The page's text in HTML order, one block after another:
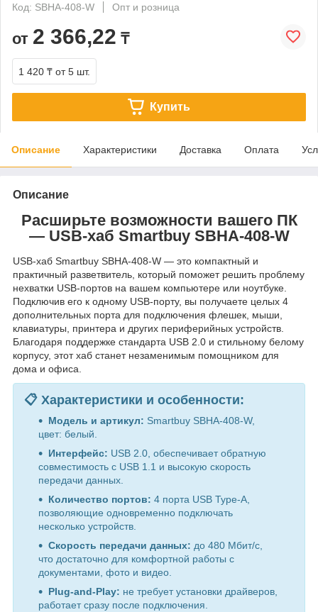
Код: SBHA-408-W
Опт и розница
от 2 366,22 ₸
1 420 ₸ от 5 шт.
Купить
Описание Характеристики Доставка Оплата
Описание
Расширьте возможности вашего ПК
— USB-хаб Smartbuy SBHA-408-W
USB-хаб Smartbuy SBHA-408-W — это компактный и
практичный разветвитель, который поможет решить проблему
нехватки USB-портов на вашем компьютере или ноутбуке.
Подключив его к одному USB-порту, вы получаете целых 4
дополнительных порта для подключения флешек, мыши,
клавиатуры, принтера и других периферийных устройств.
Благодаря поддержке стандарта USB 2.0 и стильному белому
корпусу, этот хаб станет незаменимым помощником для
дома и офиса.
📋 Характеристики и особенности:
Модель и артикул: Smartbuy SBHA-408-W,
цвет: белый.
Интерфейс: USB 2.0, обеспечивает обратную
совместимость с USB 1.1 и высокую скорость
передачи данных.
Количество портов: 4 порта USB Type-A,
позволяющие одновременно подключать
несколько устройств.
Скорость передачи данных: до 480 Мбит/с,
что достаточно для комфортной работы с
документами, фото и видео.
Plug-and-Play: не требует установки драйверов,
работает сразу после подключения.